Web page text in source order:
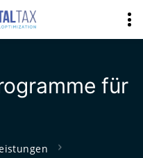
für